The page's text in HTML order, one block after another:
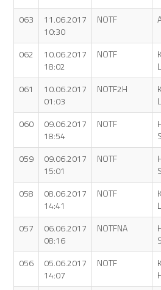
063
11.06.2017
10:30
NOTF
062
10.06.2017
18:02
NOTF
061
10.06.2017
01:03
NOTF2H
060
09.06.2017
18:54
NOTF
059
09.06.2017
15:01
NOTF
058
08.06.2017
14:41
NOTF
057
06.06.2017
08:16
NOTFNA
056
05.06.2017
14:07
NOTF